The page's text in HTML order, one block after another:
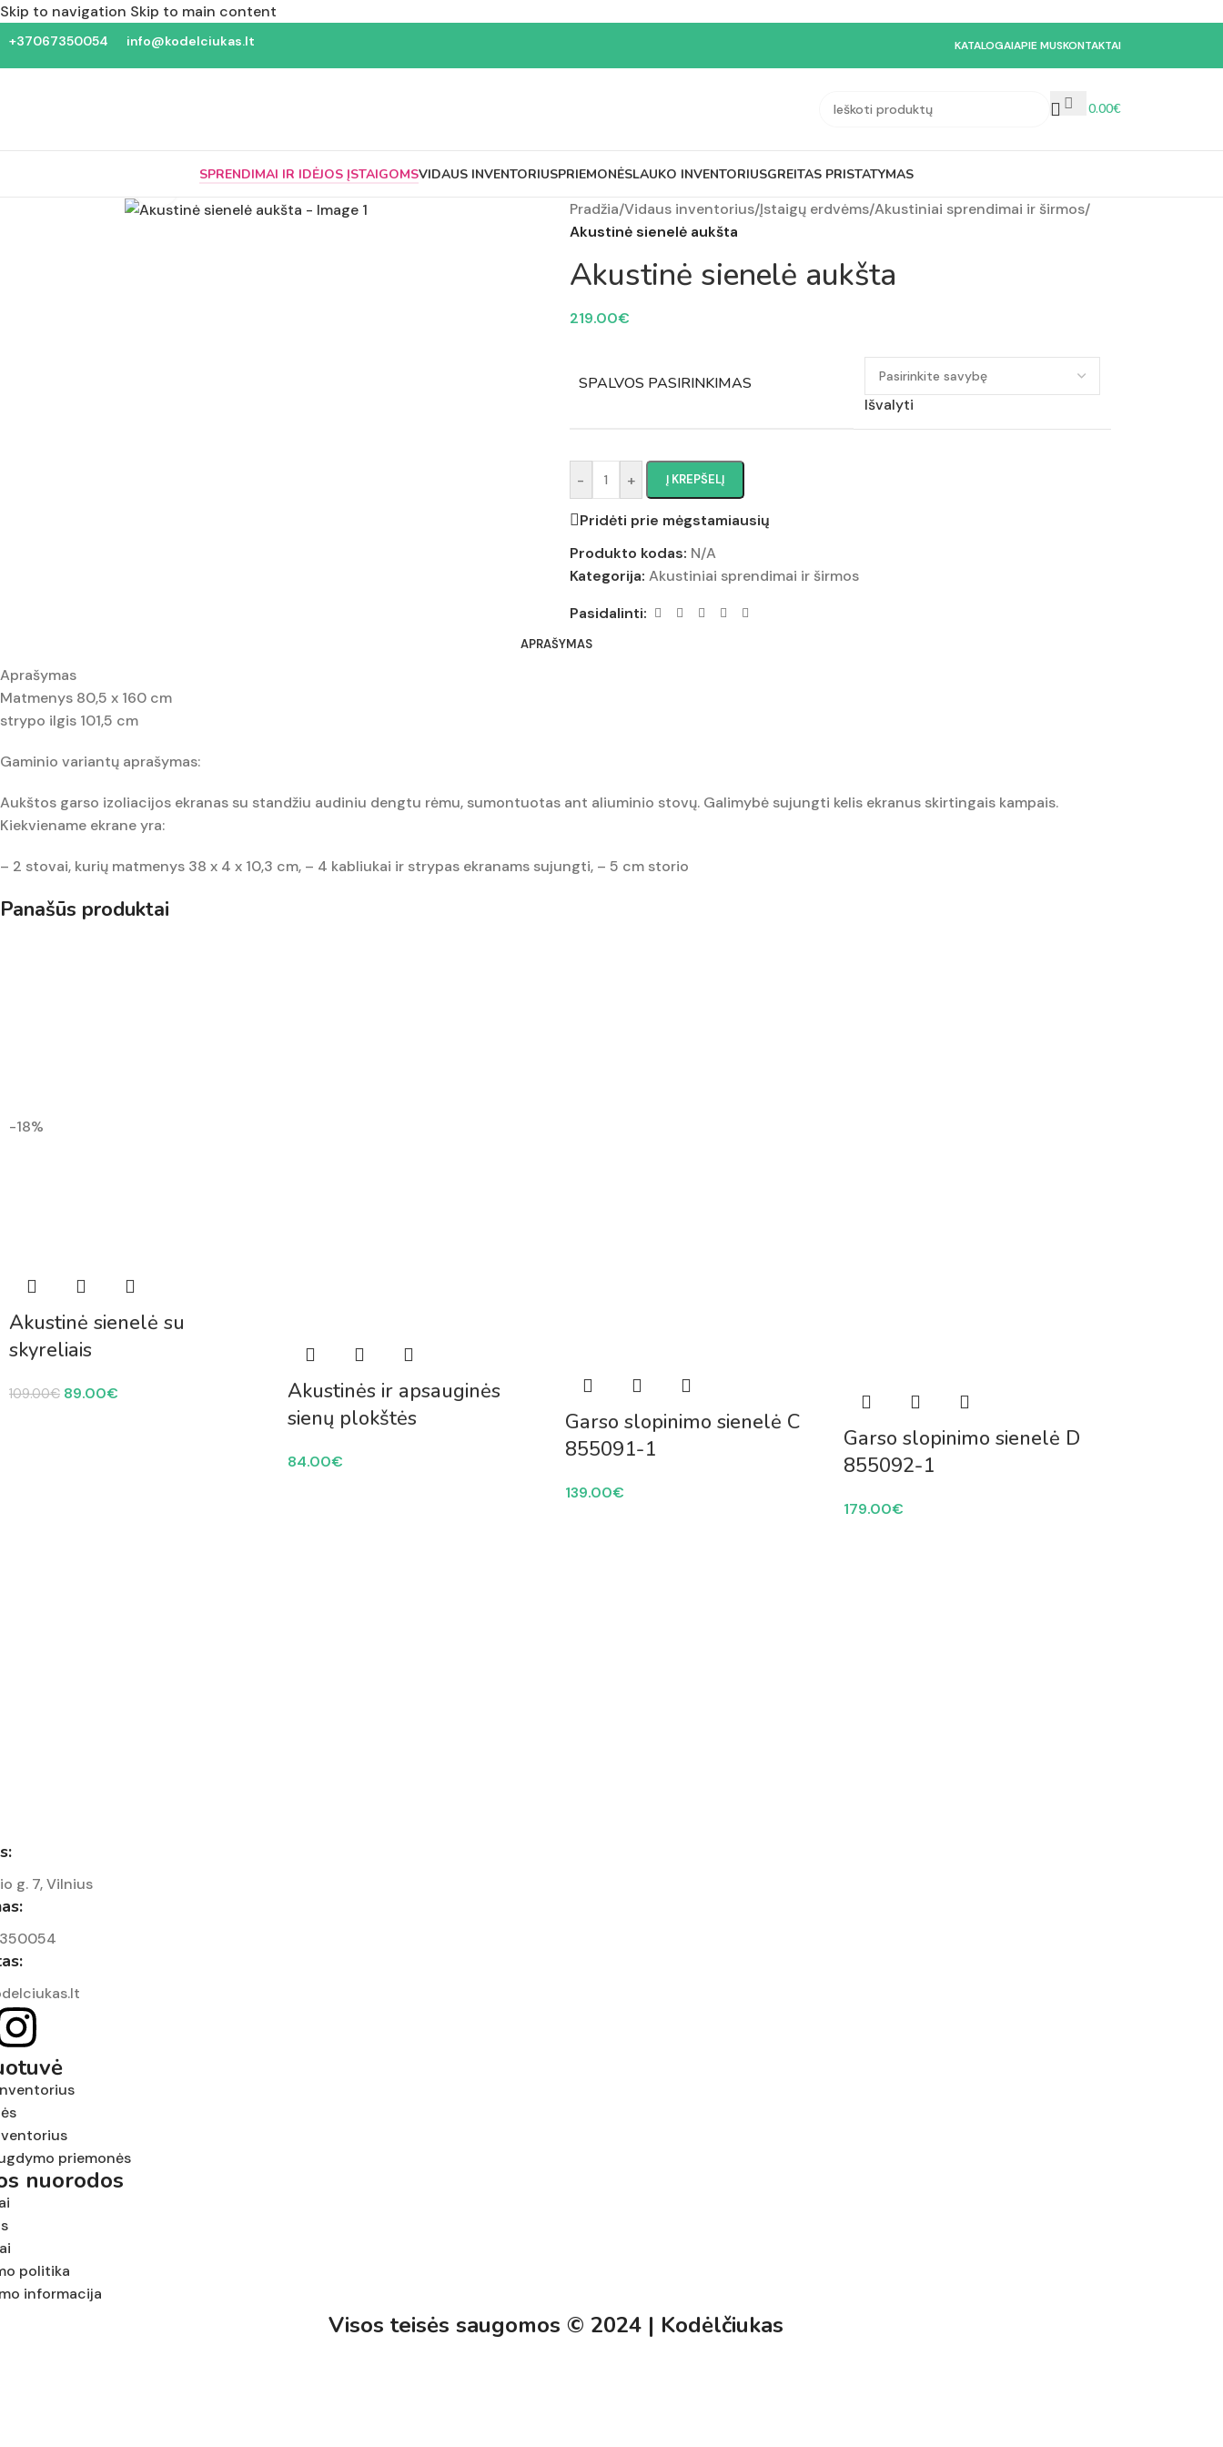
Skip to navigation Skip to main content
+37067350054 info@kodelciukas.lt KATALOGAIAPIE MUSKONTAKTAI
0.00€
SPRENDIMAI IR IDĖJOS ĮSTAIGOMSVIDAUS INVENTORIUSPRIEMONĖSLAUKO INVENTORIUSGREITAS PRISTATYMAS
Padidinti nuotrauką
Pradžia/Vidaus inventorius/Įstaigų erdvėms/Akustiniai sprendimai ir širmos/
Akustinė sienelė aukšta
Akustinė sienelė aukšta
219.00€
SPALVOS PASIRINKIMAS
Išvalyti
- + Į KREPŠELĮ
Pridėti prie mėgstamiausių
Produkto kodas: N/A
Kategorija: Akustiniai sprendimai ir širmos
Pasidalinti:
APRAŠYMAS
Aprašymas
Matmenys 80,5 x 160 cm
strypo ilgis 101,5 cm
Gaminio variantų aprašymas:
Aukštos garso izoliacijos ekranas su standžiu audiniu dengtu rėmu, sumontuotas ant aliuminio stovų. Galimybė sujungti kelis ekranus skirtingais kampais.
Kiekviename ekrane yra:
– 2 stovai, kurių matmenys 38 x 4 x 10,3 cm, – 4 kabliukai ir strypas ekranams sujungti, – 5 cm storio
Panašūs produktai
-18%
Akustinė sienelė su
skyreliais
109.00€ 89.00€
Akustinės ir apsauginės
sienų plokštės
84.00€
Garso slopinimo sienelė C
855091-1
139.00€
Garso slopinimo sienelė D
855092-1
179.00€
g. 7, Vilnius
priemonės
nuorodos
politika
informacija
Visos teisės saugomos © 2024 | Kodėlčiukas